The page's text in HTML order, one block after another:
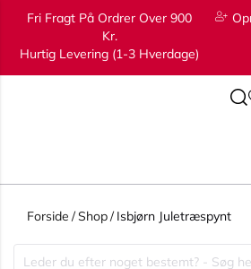
Fri Fragt På Ordrer Over 900
Kr.
Hurtig Levering (1-3 Hverdage)
Forside /Shop/ Isbjørn Juletræspynt